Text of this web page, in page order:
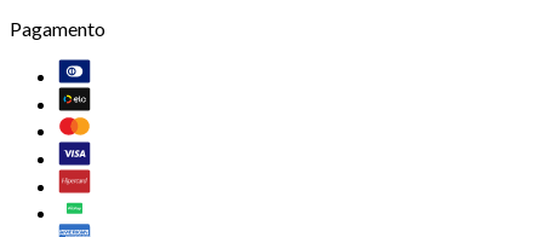
Pagamento